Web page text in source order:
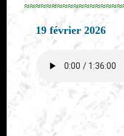
19 février 2026